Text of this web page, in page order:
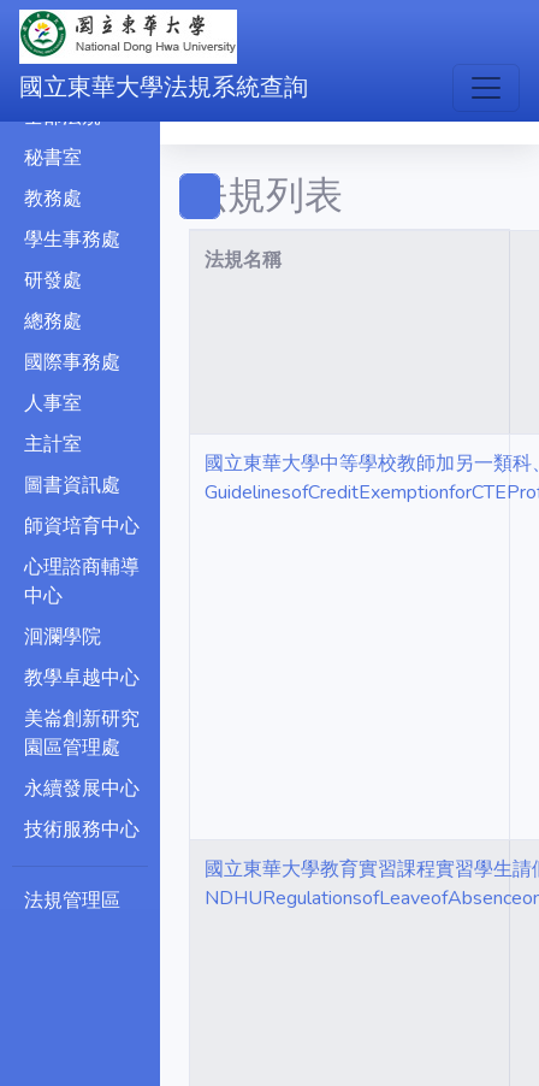
國立東華大學法規系統查詢
全部法規
秘書室
教務處
學生事務處
研發處
總務處
國際事務處
人事室
主計室
圖書資訊處
師資培育中心
心理諮商輔導
中心
洄瀾學院
教學卓越中心
美崙創新研究
園區管理處
永續發展中心
技術服務中心
法規管理區
法規列表
法規名稱
國立東華大學中等學校教師加另一類
國立東華大學教育實習課程實習學生請